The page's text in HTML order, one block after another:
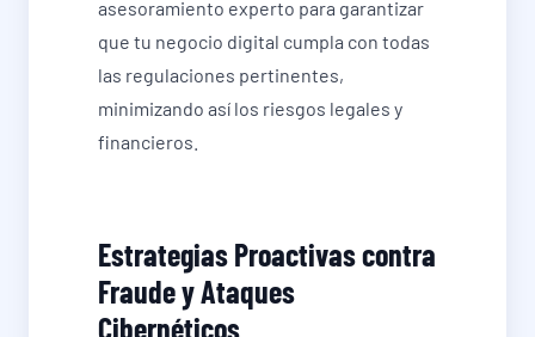
asesoramiento experto para garantizar
que tu negocio digital cumpla con todas
las regulaciones pertinentes,
minimizando así los riesgos legales y
financieros.
Estrategias Proactivas contra
Fraude y Ataques
Cibernéticos